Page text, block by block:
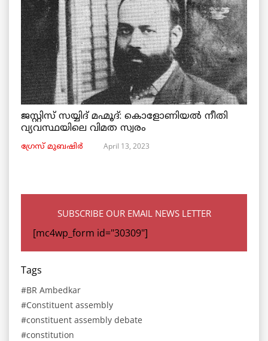
ജസ്റ്റിസ് സയ്യിദ് മഹ്മൂദ്: കൊളോണിയൽ നീതി
വ്യവസ്ഥയിലെ വിമത സ്വരം
ഗ്രേസ് മുബഷിർ April 13, 2023
SUBSCRIBE OUR EMAIL NEWS LETTER
[mc4wp_form id="30309"]
Tags
BR Ambedkar
Constituent assembly
constituent assembly debate
constitution